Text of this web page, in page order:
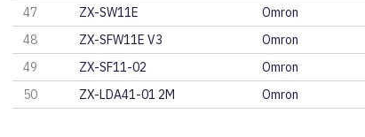
47 ZX-SW11E Omron
48 ZX-SFW11E V3 Omron
49 ZX-SF11-02 Omron
50 ZX-LDA41-01 2M Omron